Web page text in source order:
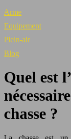
Arme
Equipement
Plein-air
Blog
Quel est
chasse ?